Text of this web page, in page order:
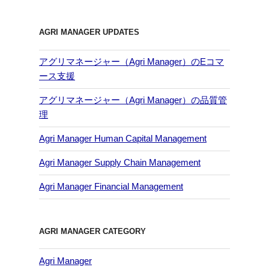
AGRI MANAGER UPDATES
アグリマネージャー（Agri Manager）のEコマ
ース支援
アグリマネージャー（Agri Manager）の品質管
理
Agri Manager Human Capital Management
Agri Manager Supply Chain Management
Agri Manager Financial Management
AGRI MANAGER CATEGORY
Agri Manager